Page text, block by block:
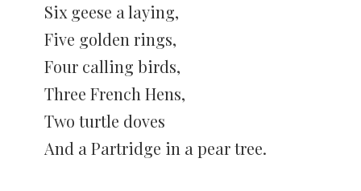
Six geese a laying,
Five golden rings,
Four calling birds,
Three French Hens,
Two turtle doves
And a Partridge in a pear tree.